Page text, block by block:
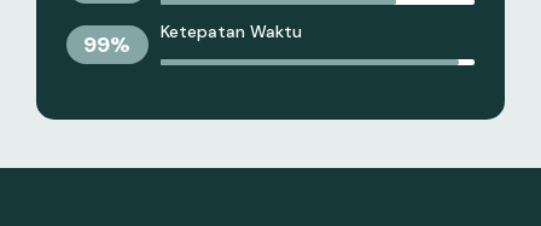
99% Ketepatan Waktu